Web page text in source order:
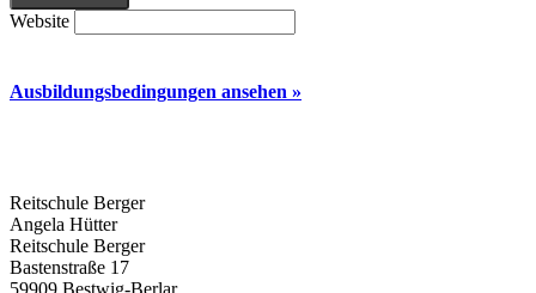
Website
Ausbildungsbedingungen ansehen »
Reitschule Berger
Angela Hütter
Reitschule Berger
Bastenstraße 17